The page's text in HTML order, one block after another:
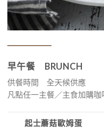
早午餐 BRUNCH
供餐時間 全天候供應
凡點任一主餐／主食加購
起士蘑菇歐姆蛋